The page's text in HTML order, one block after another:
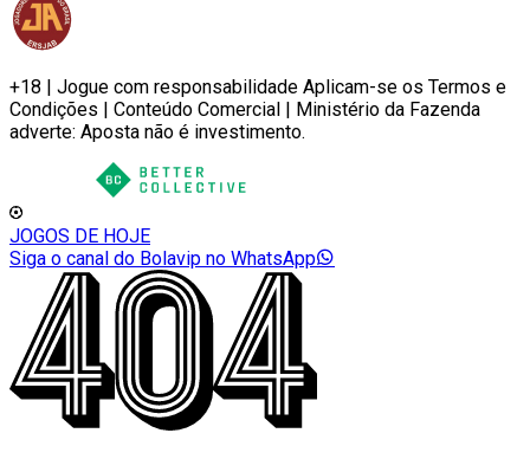
+18 | Jogue com responsabilidade Aplicam-se os Termos e
Condições | Conteúdo Comercial | Ministério da Fazenda
adverte: Aposta não é investimento.
JOGOS DE HOJE
Siga o canal do Bolavip no WhatsApp